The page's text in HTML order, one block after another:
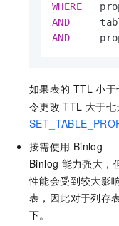
WHERE
AND
AND
如果表的 TTL 小于
令更改 TTL 大于
按需使用 Binlog
Binlog 能力强大，
性能会受到较大影
表，因此对于列存
下。